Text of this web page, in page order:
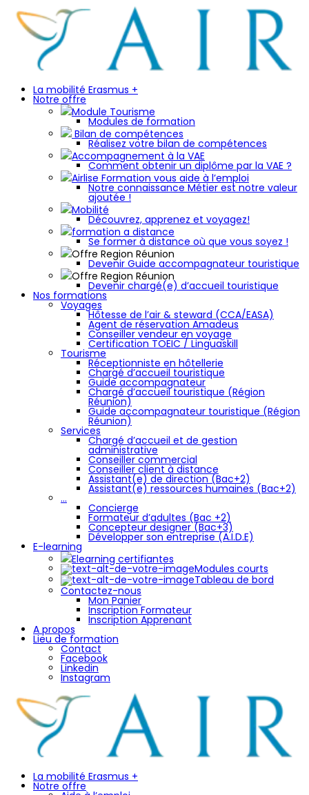
La mobilité Erasmus +
Notre offre
Module Tourisme
Modules de formation
Bilan de compétences
Réalisez votre bilan de compétences
Accompagnement à la VAE
Comment obtenir un diplôme par la VAE ?
Airlise Formation vous aide à l’emploi
Notre connaissance Métier est notre valeur
ajoutée !
Mobilité
Découvrez, apprenez et voyagez!
formation a distance
Se former à distance où que vous soyez !
Offre Region Réunion
Devenir Guide accompagnateur touristique
Offre Region Réunion
Devenir chargé(e) d’accueil touristique
Nos formations
Voyages
Hôtesse de l’air & steward (CCA/EASA)
Agent de réservation Amadeus
Conseiller vendeur en voyage
Certification TOEIC / Linguaskill
Tourisme
Réceptionniste en hôtellerie
Chargé d’accueil touristique
Guide accompagnateur
Chargé d’accueil touristique (Région
Réunion)
Guide accompagnateur touristique (Région
Réunion)
Services
Chargé d’accueil et de gestion
administrative
Conseiller commercial
Conseiller client à distance
Assistant(e) de direction (Bac+2)
Assistant(e) ressources humaines (Bac+2)
…
Concierge
Formateur d’adultes (Bac +2)
Concepteur designer (Bac+3)
Développer son entreprise (A.I.D.E)
E-learning
Elearning certifiantes
Modules courts
Tableau de bord
Contactez-nous
Mon Panier
Inscription Formateur
Inscription Apprenant
A propos
Lieu de formation
Contact
Facebook
Linkedin
Instagram
La mobilité Erasmus +
Notre offre